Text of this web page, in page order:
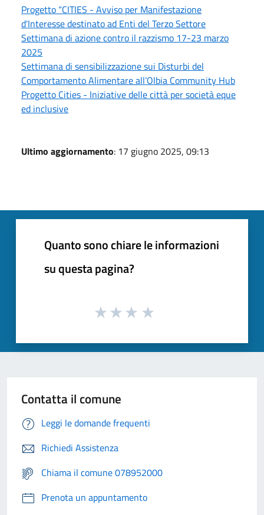
Progetto “CITIES - Avviso per Manifestazione
d'Interesse destinato ad Enti del Terzo Settore
Settimana di azione contro il razzismo 17-23 marzo
2025
Settimana di sensibilizzazione sui Disturbi del
Comportamento Alimentare all’Olbia Community Hub
Progetto Cities - Iniziative delle città per società eque
ed inclusive
Ultimo aggiornamento: 17 giugno 2025, 09:13
Quanto sono chiare le informazioni
su questa pagina?
Contatta il comune
Leggi le domande frequenti
Richiedi Assistenza
Chiama il comune 078952000
Prenota un appuntamento